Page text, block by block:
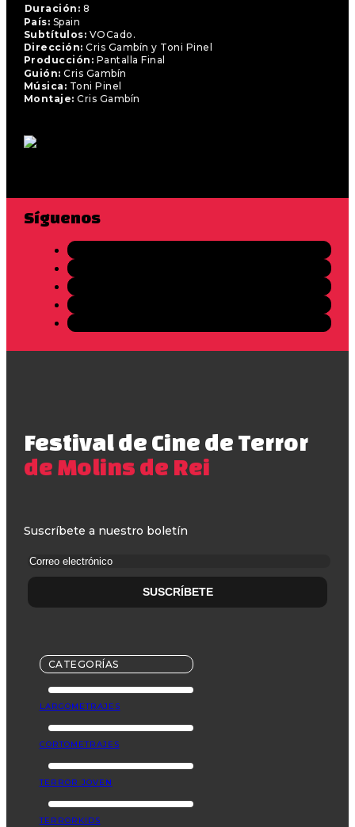
Duración: 8
País: Spain
Subtítulos: VOCado.
Dirección: Cris Gambín y Toni Pinel
Producción: Pantalla Final
Guión: Cris Gambín
Música: Toni Pinel
Montaje: Cris Gambín
Síguenos
Festival de Cine de Terror
de Molins de Rei
Suscríbete a nuestro boletín
CATEGORÍAS
LARGOMETRAJES
CORTOMETRAJES
TERROR JOVEN
TERRORKIDS